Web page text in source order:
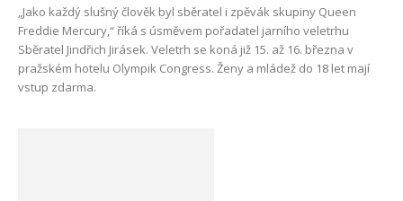
„Jako každý slušný člověk byl sběratel i zpěvák skupiny Queen
Freddie Mercury,“ říká s úsměvem pořadatel jarního veletrhu
Sběratel Jindřich Jirásek. Veletrh se koná již 15. až 16. března v
pražském hotelu Olympik Congress. Ženy a mládež do 18 let mají
vstup zdarma.